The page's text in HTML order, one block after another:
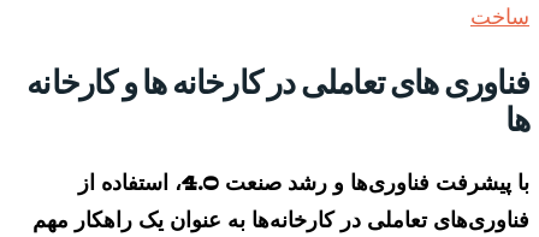
ساخت
فناوری های تعاملی در کارخانه ها و کارخانه
ها
با پیشرفت فناوری‌ها و رشد صنعت 4.0، استفاده از
فناوری‌های تعاملی در کارخانه‌ها به عنوان یک راهکار مهم